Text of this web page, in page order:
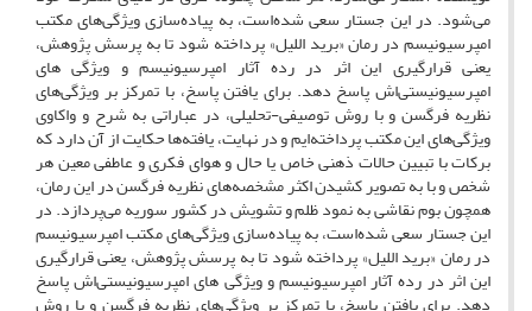
می‌شود. در این جستار سعی شده‌است، به پیاده‌سازی ویژگی‌های مکتب
امپرسیونیسم در رمان «برید اللیل» پرداخته شود تا به پرسش‌ پژوهش،
یعنی قرارگیری این اثر در رده آثار امپرسیونیسم و ویژگی های
امپرسیونیستی‌اش پاسخ دهد. برای یافتن پاسخ، با تمرکز بر ویژگی‌های
نظریه فرگسن و با روش توصیفی-تحلیلی، در عباراتی به شرح و واکاوی
ویژگی‌های این مکتب پرداخته‌ایم و در نهایت، یافته‌ها حکایت از آن دارد که
برکات با تبیین حالات ذهنی خاص یا حال و هوای فکری و عاطفی معین هر
شخص و با به تصویر کشیدن اکثر مشخصه‌های نظریه فرگسن در این رمان،
همچون بوم نقاشی به نمود ظلم و تشویش در کشور سوریه می‌پردازد. در
این جستار سعی شده‌است، به پیاده‌سازی ویژگی‌های مکتب امپرسیونیسم
در رمان «برید اللیل» پرداخته شود تا به پرسش‌ پژوهش، یعنی قرارگیری
این اثر در رده آثار امپرسیونیسم و ویژگی های امپرسیونیستی‌اش پاسخ
دهد. برای یافتن پاسخ، با تمرکز بر ویژگی‌های نظریه فرگسن و با روش